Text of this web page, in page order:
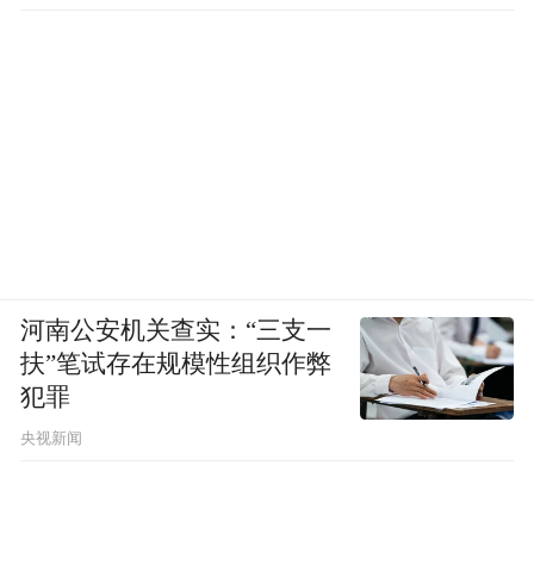
河南公安机关查实：“三支一
扶”笔试存在规模性组织作弊
犯罪
央视新闻